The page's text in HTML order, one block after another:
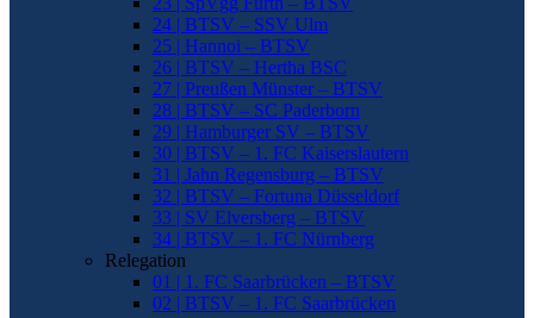
24 | BTSV – SSV Ulm
25 | Hannoi – BTSV
26 | BTSV – Hertha BSC
27 | Preußen Münster – BTSV
28 | BTSV – SC Paderborn
29 | Hamburger SV – BTSV
30 | BTSV – 1. FC Kaiserslautern
31 | Jahn Regensburg – BTSV
32 | BTSV – Fortuna Düsseldorf
33 | SV Elversberg – BTSV
34 | BTSV – 1. FC Nürnberg
Relegation
01 | 1. FC Saarbrücken – BTSV
02 | BTSV – 1. FC Saarbrücken